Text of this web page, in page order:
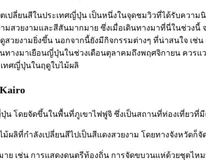
ตเปลี่ยนสีในประเทศญี่ปุ่น เป็นหนึ่งในจุดชมวิวที่ได้รับคว
สวยงามและสีสันมากมาย ซึ่งเมื่อเดินทางมาที่นี่ในช่วงนี้
สวยงามยิ่งขึ้น นอกจากนี้ยังมีกิจกรรมต่างๆ ที่น่าสนใจ เ
ทางมาเยือนญี่ปุ่นในช่วงเดือนตุลาคมถึงพฤศจิกายน ควรแ
ทศญี่ปุ่นในฤดูใบไม้ผลิ
น โดยจัดขึ้นในพื้นที่ภูเขาไฟฟูจิ ซึ่งเป็นสถานที่ท่องเที่ยวที่
ผลิที่กำลังเปลี่ยนสีไปเป็นสีแดงสวยงาม โดยทางจังหวัดก็
ย เช่น การแสดงดนตรีท้องถิ่น การจัดขบวนแห่ด้วยชุดไ